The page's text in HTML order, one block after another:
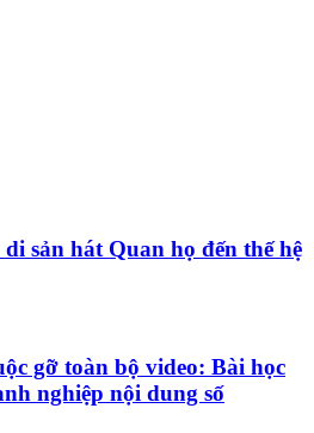
sản hát Quan họ đến thế hệ
gỡ toàn bộ video: Bài học
nghiệp nội dung số